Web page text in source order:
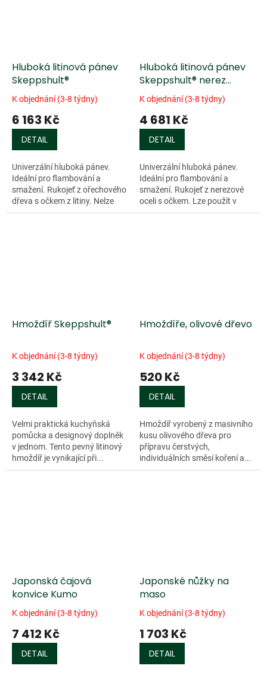
Hluboká litinová pánev
Skeppshult®
K objednání (3-8 týdny)
6 163 Kč
DETAIL
Univerzální hluboká pánev.
Ideální pro flambování a
smažení. Rukojeť z ořechového
dřeva s očkem z litiny. Nelze
použít v troubě. Vhodná pro
Hluboká litinová pánev
Skeppshult® nerez
rukojeť
K objednání (3-8 týdny)
4 681 Kč
DETAIL
Univerzální hluboká pánev.
Ideální pro flambování a
smažení. Rukojeť z nerezové
oceli s očkem. Lze použít v
troubě nebo na otevřeném
Hmoždíř Skeppshult®
K objednání (3-8 týdny)
3 342 Kč
DETAIL
Velmi praktická kuchyňská
pomůcka a designový doplněk
v jednom. Tento pevný litinový
hmoždíř je vynikající při...
Hmoždíře, olivové dřevo
K objednání (3-8 týdny)
520 Kč
DETAIL
Hmoždíř vyrobený z masivního
kusu olivového dřeva pro
přípravu čerstvých,
individuálních směsí koření a...
Japonská čajová
konvice Kumo
K objednání (3-8 týdny)
7 412 Kč
DETAIL
Japonské nůžky na
maso
K objednání (3-8 týdny)
1 703 Kč
DETAIL